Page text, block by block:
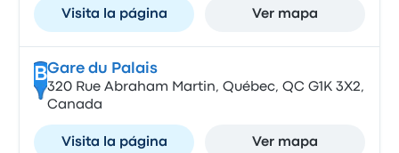
Visita la página Ver mapa
BGare du Palais
320 Rue Abraham Martin, Québec, QC G1K 3X2,
Canada
Visita la página Ver mapa